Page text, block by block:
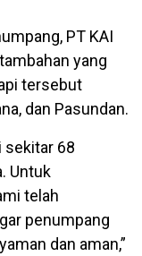
PT KAI
yang
tersebut
dan Pasundan.
sekitar 68
Untuk
telah
penumpang
dan aman,”